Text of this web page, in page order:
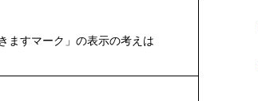
ますマーク」の表示の考えは